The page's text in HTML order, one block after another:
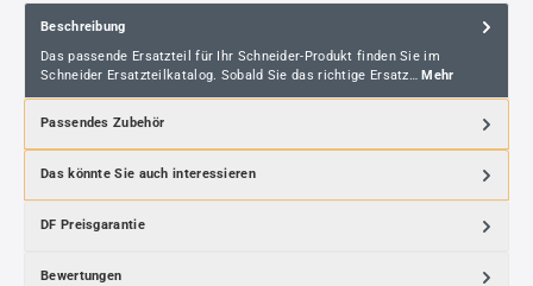
Beschreibung
Das passende Ersatzteil für Ihr Schneider-Produkt finden Sie im
Schneider Ersatzteilkatalog. Sobald Sie das richtige Ersatz…Mehr
Passendes Zubehör
Das könnte Sie auch interessieren
DF Preisgarantie
Bewertungen